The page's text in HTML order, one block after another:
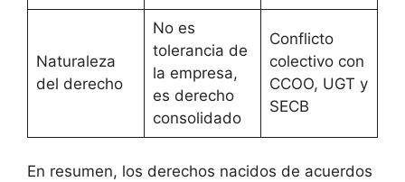
Naturaleza
del derecho
No es
tolerancia de
la empresa,
es derecho
consolidado
Conflicto
colectivo con
CCOO, UGT y
SECB
En resumen, los derechos nacidos de acuerdos